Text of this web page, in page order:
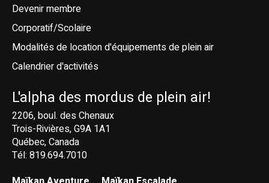
Devenir membre
Corporatif/Scolaire
Modalités de location d'équipements de plein air
Calendrier d'activités
L'alpha des mordus de plein air!
2206, boul. des Chenaux
Trois-Rivières, G9A 1A1
Québec, Canada
Tél: 819.694.7010